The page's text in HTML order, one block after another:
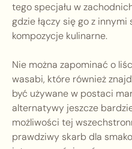
tego specjału w
gdzie łączy się go z
kompozycje kulinarne.
Nie można zapominać o
wasabi, które również
być używane w postaci
alternatywy jeszcze
możliwości tej
prawdziwy skarb dla